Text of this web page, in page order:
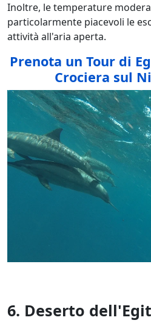
Inoltre, le temperature
particolarmente piacevoli le
attività all'aria aperta.
Prenota un Tour di
Crociera sul
6. Deserto